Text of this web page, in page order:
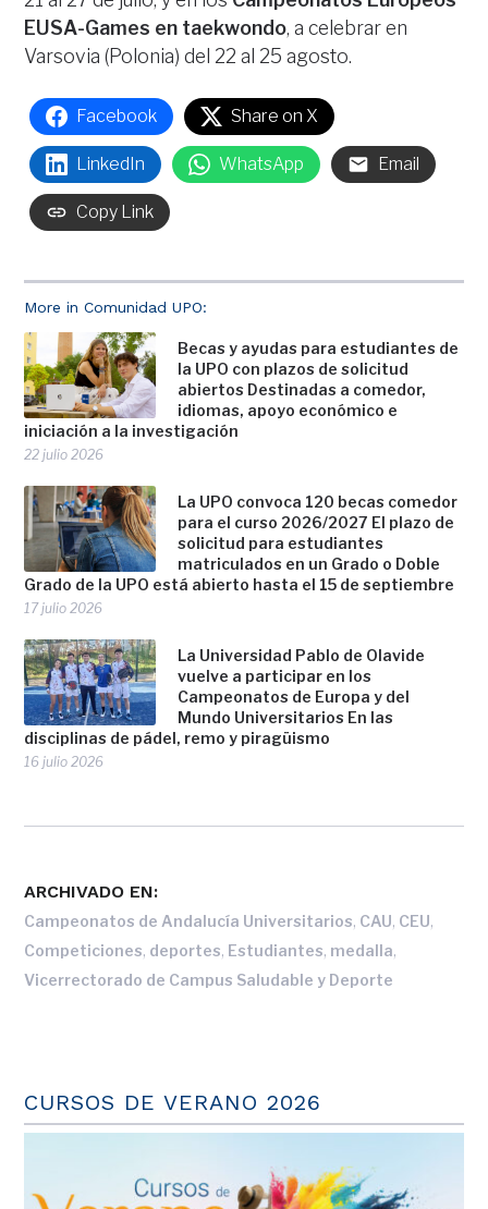
More in Comunidad UPO:
Becas y ayudas para estudiantes de
la UPO con plazos de solicitud
abiertos Destinadas a comedor,
idiomas, apoyo económico e
iniciación a la investigación
22 julio 2026
La UPO convoca 120 becas comedor
para el curso 2026/2027 El plazo de
solicitud para estudiantes
matriculados en un Grado o Doble
Grado de la UPO está abierto hasta el 15 de septiembre
17 julio 2026
La Universidad Pablo de Olavide
vuelve a participar en los
Campeonatos de Europa y del
Mundo Universitarios En las
disciplinas de pádel, remo y piragüismo
16 julio 2026
EUSA-Games en taekwondo, a celebrar en
Varsovia (Polonia) del 22 al 25 agosto.
Facebook Share on X
LinkedIn WhatsApp Email
Copy Link
ARCHIVADO EN:
Campeonatos de Andalucía Universitarios, CAU, CEU,
Competiciones, deportes, Estudiantes, medalla,
Vicerrectorado de Campus Saludable y Deporte
CURSOS DE VERANO 2026